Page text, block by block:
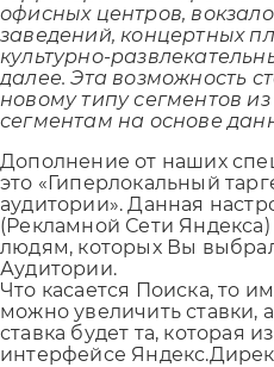
офисных центров,
заведений, концертных
культурно-
далее. Эта возможность
новому типу сегментов
сегментам на основе
Дополнение от наших
это «Гиперлокальный
аудитории». Данная
(Рекламной Сети
людям, которых Вы
Аудитории.
Что касается Поиска, то
можно увеличить ставки,
ставка будет та, которая
интерфейсе